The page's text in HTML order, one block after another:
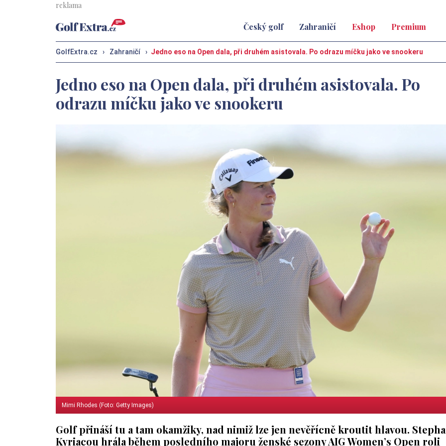
Český golf Zahraničí Eshop Premium
GolfExtra.cz › Zahraničí › Jedno eso na Open dala, při druhém asistovala. Po odrazu míčku jako ve snookeru
Jedno eso na Open dala, při druhém asistovala. Po
odrazu míčku jako ve snookeru
Mimi Rhodes (Foto: Getty Images)
Golf přináší tu a tam okamžiky, nad nimiž lze jen nevěřícně kroutit hlavou.
Kyriacou hrála během posledního majoru ženské sezony AIG Women’s Open roli